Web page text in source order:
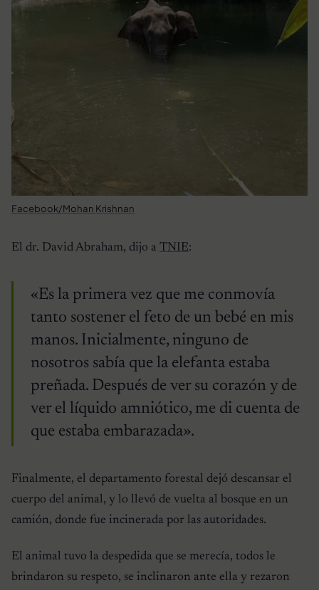
Facebook/Mohan Krishnan
El dr. David Abraham, dijo a TNIE:
«Es la primera vez que me conmovía
tanto sostener el feto de un bebé en mis
manos. Inicialmente, ninguno de
nosotros sabía que la elefanta estaba
preñada. Después de ver su corazón y de
ver el líquido amniótico, me di cuenta de
que estaba embarazada».
Finalmente, el departamento forestal dejó descansar el
cuerpo del animal, y lo llevó de vuelta al bosque en un
camión, donde fue incinerada por las autoridades.
El animal tuvo la despedida que se merecía, todos le
brindaron su respeto, se inclinaron ante ella y rezaron